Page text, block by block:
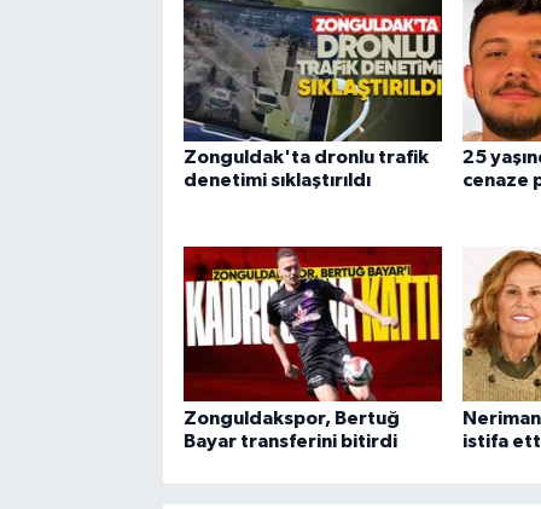
Zonguldak'ta dronlu trafik
denetimi sıklaştırıldı
25
cenaze
Zonguldakspor, Bertuğ
Bayar transferini bitirdi
istifa